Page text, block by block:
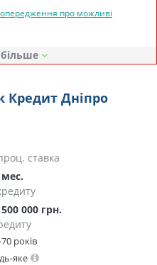
про можливі
Кредит Дніпро
ставка
мес.
000 грн.
років
яке